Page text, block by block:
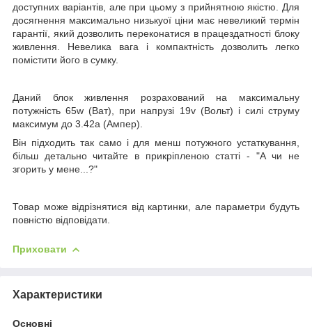
доступних варіантів, але при цьому з прийнятною якістю. Для
досягнення максимально низькуої ціни має невеликий термін
гарантії, який дозволить переконатися в працездатності блоку
живлення. Невелика вага і компактність дозволить легко
помістити його в сумку.
Даний блок живлення розрахований на максимальну
потужність65w (Ват) , при напрузі 19v (Вольт) і силі струму
максимум до 3.42a (Ампер).
Він підходить так само і для менш потужного устаткування,
більш детально читайте в прикріпленою статті - "А чи не
згорить у мене...?"
Товар може відрізнятися від картинки, але параметри будуть
повністю відповідати.
Приховати
Характеристики
Основні